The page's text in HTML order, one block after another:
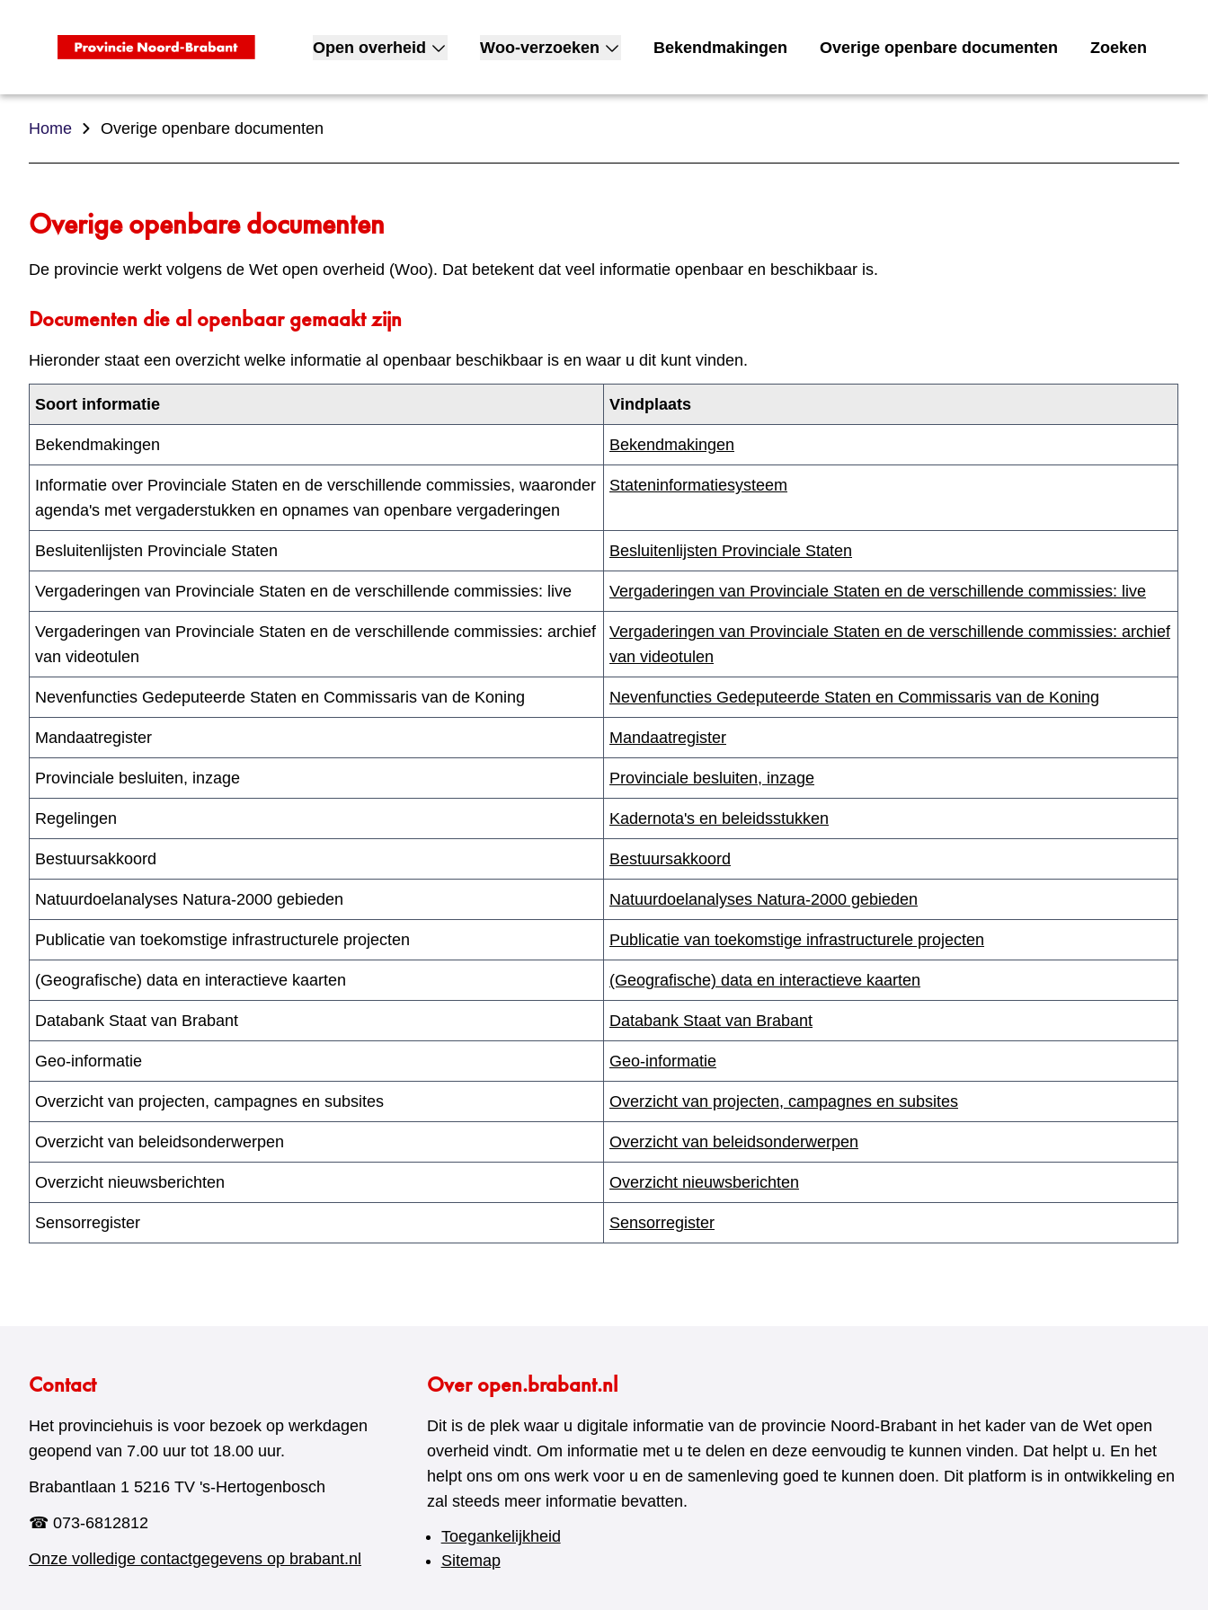
Toon submenu voor Open overheid
Open overheid
Toon submenu voor Woo-verzoeken
Woo-verzoeken Bekendmakingen Overige openbare documenten Zoeken
Home Overige openbare documenten
Overige openbare documenten
De provincie werkt volgens de Wet open overheid (Woo). Dat betekent dat veel informatie openbaar en beschikbaar is.
Documenten die al openbaar gemaakt zijn
Hieronder staat een overzicht welke informatie al openbaar beschikbaar is en waar u dit kunt vinden.
Soort informatie Vindplaats
Bekendmakingen Bekendmakingen
Informatie over Provinciale Staten en de verschillende commissies, waaronder
agenda's met vergaderstukken en opnames van openbare vergaderingen
Stateninformatiesysteem
Besluitenlijsten Provinciale Staten Besluitenlijsten Provinciale Staten
Vergaderingen van Provinciale Staten en de verschillende commissies: live Vergaderingen van Provinciale Staten en de verschillende commissies: live
Vergaderingen van Provinciale Staten en de verschillende commissies: archief
van videotulen
Vergaderingen van Provinciale Staten en de verschillende commissies: archief
van videotulen
Nevenfuncties Gedeputeerde Staten en Commissaris van de Koning Nevenfuncties Gedeputeerde Staten en Commissaris van de Koning
Mandaatregister Mandaatregister
Provinciale besluiten, inzage Provinciale besluiten, inzage
Regelingen Kadernota's en beleidsstukken
Bestuursakkoord Bestuursakkoord
Natuurdoelanalyses Natura-2000 gebieden Natuurdoelanalyses Natura-2000 gebieden
Publicatie van toekomstige infrastructurele projecten Publicatie van toekomstige infrastructurele projecten
(Geografische) data en interactieve kaarten (Geografische) data en interactieve kaarten
Databank Staat van Brabant Databank Staat van Brabant
Geo-informatie Geo-informatie
Overzicht van projecten, campagnes en subsites Overzicht van projecten, campagnes en subsites
Overzicht van beleidsonderwerpen Overzicht van beleidsonderwerpen
Overzicht nieuwsberichten Overzicht nieuwsberichten
Sensorregister Sensorregister
Contact
Het provinciehuis is voor bezoek op werkdagen
geopend van 7.00 uur tot 18.00 uur.
Brabantlaan 1 5216 TV 's-Hertogenbosch
☎ 073-6812812
Onze volledige contactgegevens op brabant.nl
Over open.brabant.nl
Dit is de plek waar u digitale informatie van de provincie Noord-Brabant in het kader van de Wet open
overheid vindt. Om informatie met u te delen en deze eenvoudig te kunnen vinden. Dat helpt u. En het
helpt ons om ons werk voor u en de samenleving goed te kunnen doen. Dit platform is in ontwikkeling en
zal steeds meer informatie bevatten.
Toegankelijkheid
Sitemap